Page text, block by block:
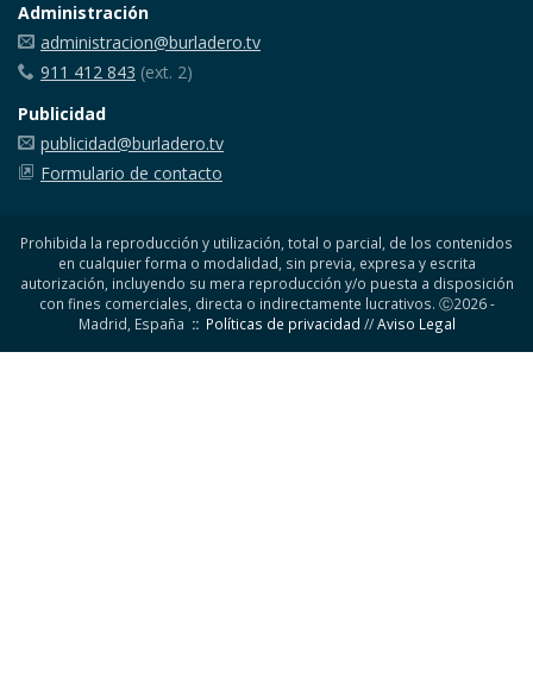
Administración
administracion@burladero.tv
911 412 843 (ext. 2)
Publicidad
publicidad@burladero.tv
Formulario de contacto
Prohibida la reproducción y utilización, total o parcial, de los contenidos
en cualquier forma o modalidad, sin previa, expresa y escrita
autorización, incluyendo su mera reproducción y/o puesta a disposición
con fines comerciales, directa o indirectamente lucrativos. Ⓒ2026 -
Madrid, España :: Políticas de privacidad //Aviso Legal